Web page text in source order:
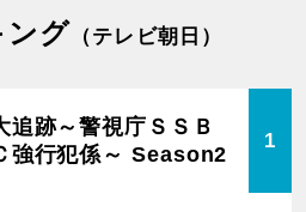
ング （テレビ朝日）
追跡～警視庁ＳＳＢ
強行犯係～ Season2
1